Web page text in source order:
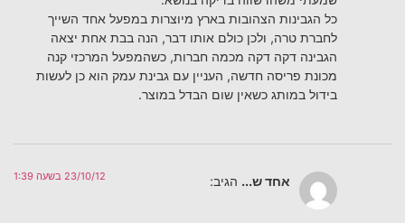
כל הגבינות הצהובות בארץ מיוצרות במפעל אחד השייך
לחברת טרה, ולכן כולם אותו דבר, הנה בבת אחת יצאה
הגבינה דקה דקה מכמה חברות, כשהמפעל המרכזי קנה
מכונת פריסה חדשה, העניין עם גבינת עמק הוא כן לעשות
בידול במותג כשאין שום הבדל במוצר.
אחד ש... הגיב: 23/10/12 בשעה 1:39